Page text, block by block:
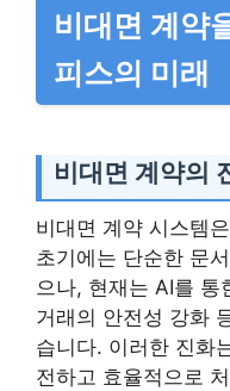
비대면 계약
피스의 미래
비대면 계약의
비대면 계약 시스템
초기에는 단순한 문
으나, 현재는 AI를 통
거래의 안전성 강화
습니다. 이러한 진화
전하고 효율적으로